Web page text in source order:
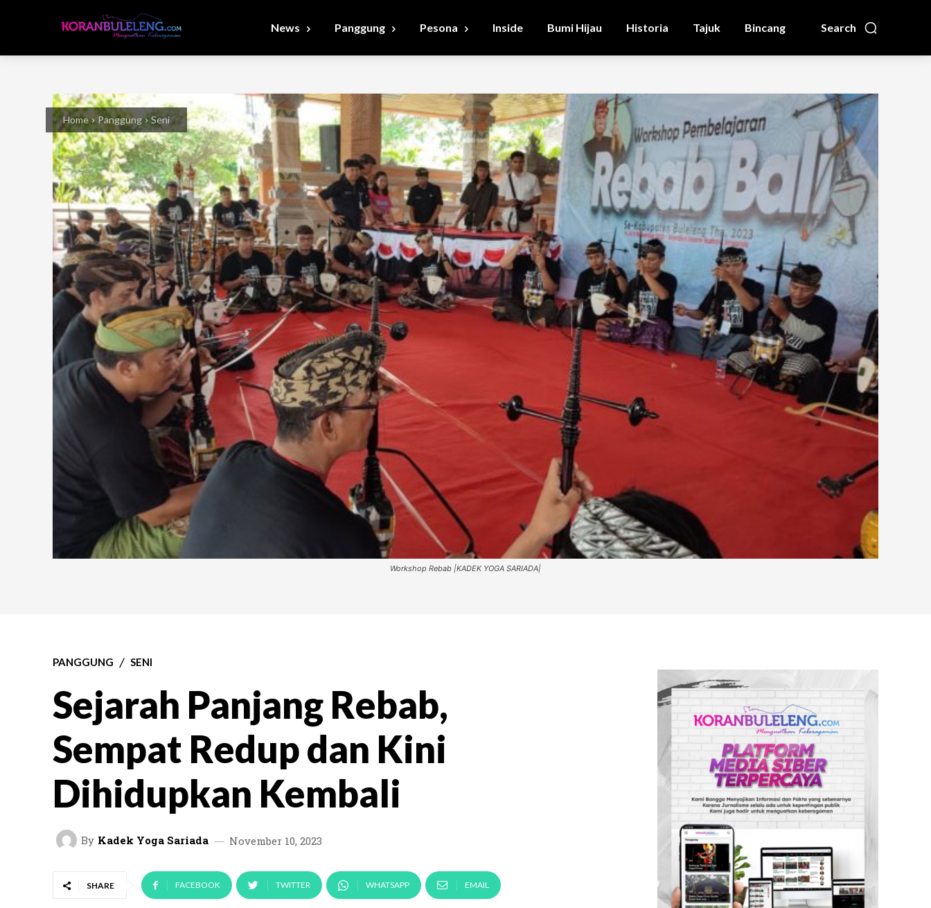
Search
News Panggung Pesona Inside Bumi Hijau Historia Tajuk Bincang
Home Panggung Seni
Workshop Rebab |KADEK YOGA SARIADA|
PANGGUNG SENI
Sejarah Panjang Rebab,
Sempat Redup dan Kini
Dihidupkan Kembali
By Kadek Yoga Sariada November 10, 2023
SHARE FACEBOOK TWITTER WHATSAPP EMAIL